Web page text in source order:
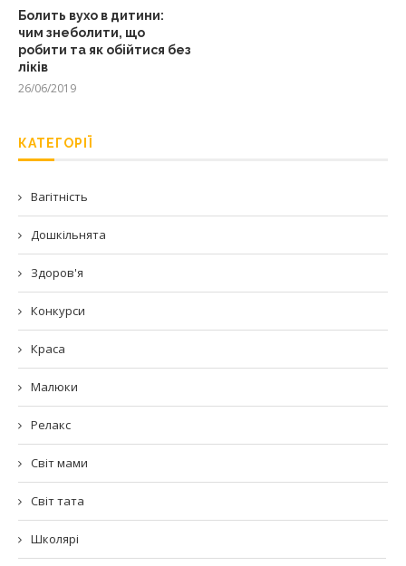
Болить вухо в дитини:
чим знеболити, що
робити та як обійтися без
ліків
26/06/2019
КАТЕГОРІЇ
Вагітність
Дошкільнята
Здоров'я
Конкурси
Краса
Малюки
Релакс
Світ мами
Світ тата
Школярі